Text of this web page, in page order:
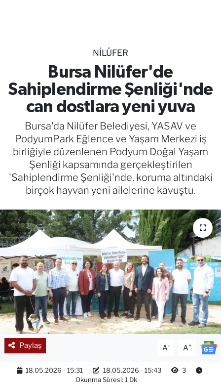
NILÜFER
Bursa Nilüfer'de
Sahiplendirme Şenliği'nde
can dostlara yeni yuva
Bursa'da Nilüfer Belediyesi, YASAV ve
PodyumPark Eğlence ve Yaşam Merkezi iş
birliğiyle düzenlenen Podyum Doğal Yaşam
Şenliği kapsamında gerçekleştirilen
'Sahiplendirme Şenliği'nde, koruma altındaki
birçok hayvan yeni ailelerine kavuştu.
Paylaş A- A+
18.05.2026 - 15:31 18.05.2026 - 15:43
3
Okunma Süresi: 1 Dk
RESMİ İLANLAR
Gencsesfm Canlı Dinle